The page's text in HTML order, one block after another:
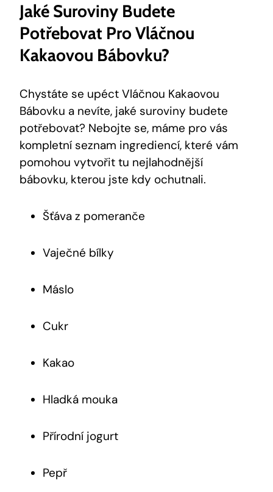
Jaké Suroviny Budete‌
Potřebovat Pro Vláčnou
Kakaovou Bábovku?
Chystáte se upéct Vláčnou ‍Kakaovou
Bábovku a nevíte, jaké suroviny budete‌
potřebovat? Nebojte se, máme pro vás
kompletní seznam ingrediencí,⁤ které vám
pomohou⁣ vytvořit tu nejlahodnější
bábovku,‍ kterou jste kdy ochutnali.
Šťáva z pomeranče
Vaječné ​bílky
Máslo
Cukr
Kakao
Hladká mouka
Přírodní⁢ jogurt
Pepř